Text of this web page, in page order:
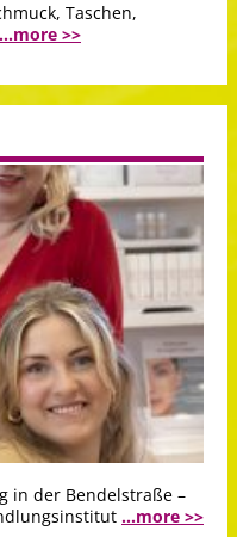
Taschen,
...more >>
in der Bendelstraße –
...more >>